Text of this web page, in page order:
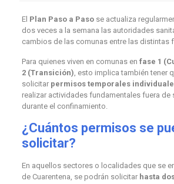
El Plan Paso a Pasose actualiza
dos veces a la semana las autoridades
cambios de las comunas entre las distintas
Para quienes viven en comunas en fase 1
2 (Transición) , esto implica también tener
solicitar permisos temporales
realizar actividades fundamentales fuera de
durante el confinamiento.
¿Cuántos permisos se
solicitar?
En aquellos sectores o localidades que se
de Cuarentena, se podrán solicitar hasta